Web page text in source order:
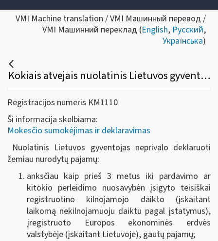
VMI Machine translation / VMI Машинный перевод /
VMI Машинний переклад (English, Русский,
Українська)
Kokiais atvejais nuolatinis Lietuvos gyventojas neprivalo deklaruoti neapmokestinamųjų nekilnojamojo ir registruotino kilnojamojo turto pardavimo pajamų?
Registracijos numeris KM1110
Ši informacija skelbiama:
Mokesčio sumokėjimas ir deklaravimas
Nuolatinis Lietuvos gyventojas neprivalo deklaruoti
žemiau nurodytų pajamų:
anksčiau kaip prieš 3 metus iki pardavimo ar
kitokio perleidimo nuosavybėn įsigyto teisiškai
registruotino kilnojamojo daikto (įskaitant
laikomą nekilnojamuoju daiktu pagal įstatymus),
įregistruoto Europos ekonominės erdvės
valstybėje (įskaitant Lietuvoje), gautų pajamų;